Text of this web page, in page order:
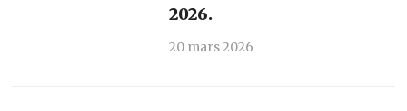
2026.
20 mars 2026